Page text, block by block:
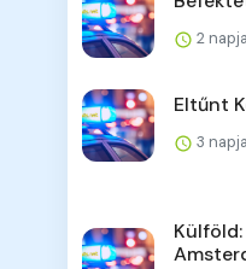
2
Eltűnt
3